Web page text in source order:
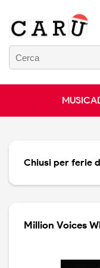
MUSICA
Chiusi per ferie
Million Voices